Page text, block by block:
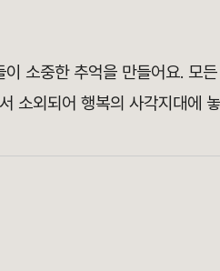
소중한 추억을 만들어요. 모
소외되어 행복의 사각지대에